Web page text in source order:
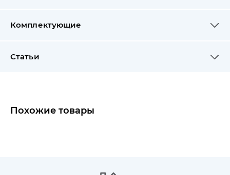
Комплектующие
Статьи
Похожие товары